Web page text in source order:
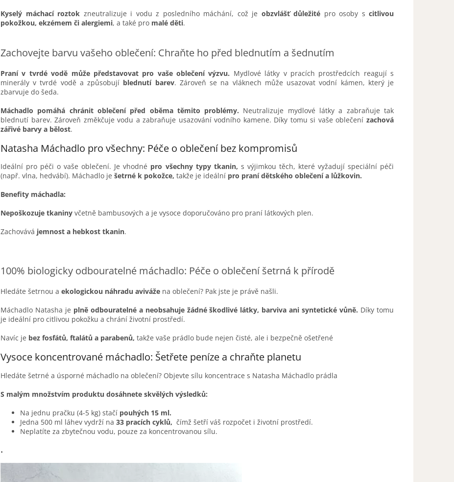
Kyselý máchací roztok zneutralizuje i vodu z posledního máchání, což je obzvlášť důležité pro osoby s citlivou
pokožkou, ekzémem či alergiemi, a také pro malé děti.
Zachovejte barvu vašeho oblečení: Chraňte ho před blednutím a šednutím
Praní v tvrdé vodě může představovat pro vaše oblečení výzvu. Mydlové látky v pracích prostředcích reagují s
minerály v tvrdé vodě a způsobují blednutí barev. Zároveň se na vláknech může usazovat vodní kámen, který je
zbarvuje do šeda.
Máchadlo pomáhá chránit oblečení před oběma těmito problémy. Neutralizuje mydlové látky a zabraňuje tak
blednutí barev. Zároveň změkčuje vodu a zabraňuje usazování vodního kamene. Díky tomu si vaše oblečení zachová
zářivé barvy a bělost.
Natasha Máchadlo pro všechny: Péče o oblečení bez kompromisů
Ideální pro péči o vaše oblečení. Je vhodné pro všechny typy tkanin, s výjimkou těch, které vyžadují speciální péči
(např. vlna, hedvábí). Máchadlo je šetrné k pokožce, takže je ideální pro praní dětského oblečení a lůžkovin.
Benefity máchadla:
Nepoškozuje tkaniny včetně bambusových a je vysoce doporučováno pro praní látkových plen.
Zachovává jemnost a hebkost tkanin.
100% biologicky odbouratelné máchadlo: Péče o oblečení šetrná k přírodě
Hledáte šetrnou a ekologickou náhradu aviváže na oblečení? Pak jste je právě našli.
Máchadlo Natasha je plně odbouratelné a neobsahuje žádné škodlivé látky, barviva ani syntetické vůně. Díky tomu
je ideální pro citlivou pokožku a chrání životní prostředí.
Navíc je bez fosfátů, ftalátů a parabenů, takže vaše prádlo bude nejen čisté, ale i bezpečně ošetřené
Vysoce koncentrované máchadlo: Šetřete peníze a chraňte planetu
Hledáte šetrné a úsporné máchadlo na oblečení? Objevte sílu koncentrace s Natasha Máchadlo prádla
S malým množstvím produktu dosáhnete skvělých výsledků:
Na jednu pračku (4-5 kg) stačí pouhých 15 ml.
Jedna 500 ml láhev vydrží na 33 pracích cyklů, čímž šetří váš rozpočet i životní prostředí.
Neplatíte za zbytečnou vodu, pouze za koncentrovanou sílu.
.